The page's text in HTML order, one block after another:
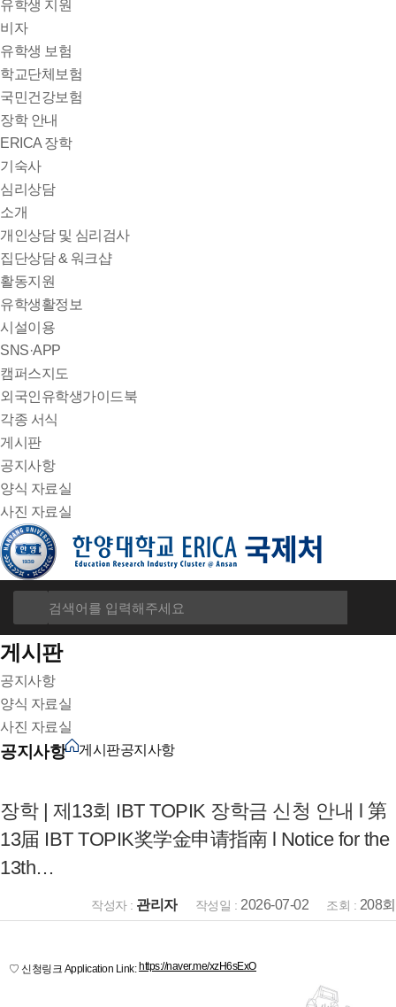
유학생 지원
비자
유학생 보험
학교단체보험
국민건강보험
장학 안내
ERICA 장학
기숙사
심리상담
소개
개인상담 및 심리검사
집단상담 & 워크샵
활동지원
유학생활정보
시설이용
SNS·APP
캠퍼스지도
외국인유학생가이드북
각종 서식
게시판
공지사항
양식 자료실
사진 자료실
게시판
공지사항
양식 자료실
사진 자료실
공지사항 게시판공지사항
장학 | 제13회 IBT TOPIK 장학금 신청 안내 l 第
13届 IBT TOPIK奖学金申请指南 l Notice for the
13th…
작성자 : 관리자 작성일 :2026-07-02 조회 : 208회
♡ 신청링크 Application Link: https://naver.me/xzH6sExO